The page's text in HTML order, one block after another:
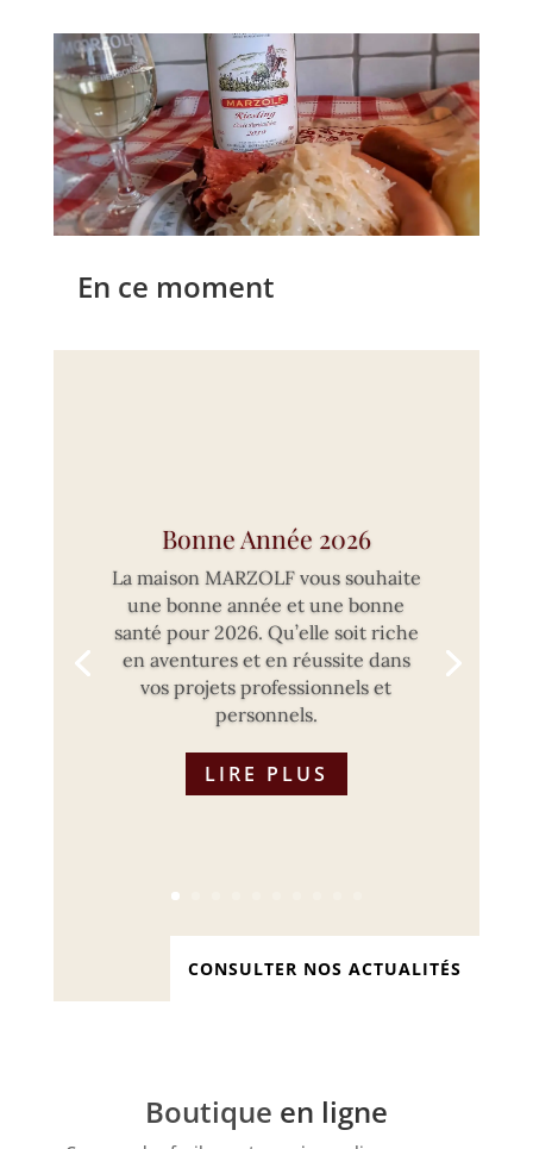
En ce moment
Bonne Année 2026
La maison MARZOLF vous souhaite
une bonne année et une bonne
santé pour 2026. Qu’elle soit riche
en aventures et en réussite dans
vos projets professionnels et
personnels.
LIRE PLUS
CONSULTER NOS ACTUALITÉS
Boutique en ligne